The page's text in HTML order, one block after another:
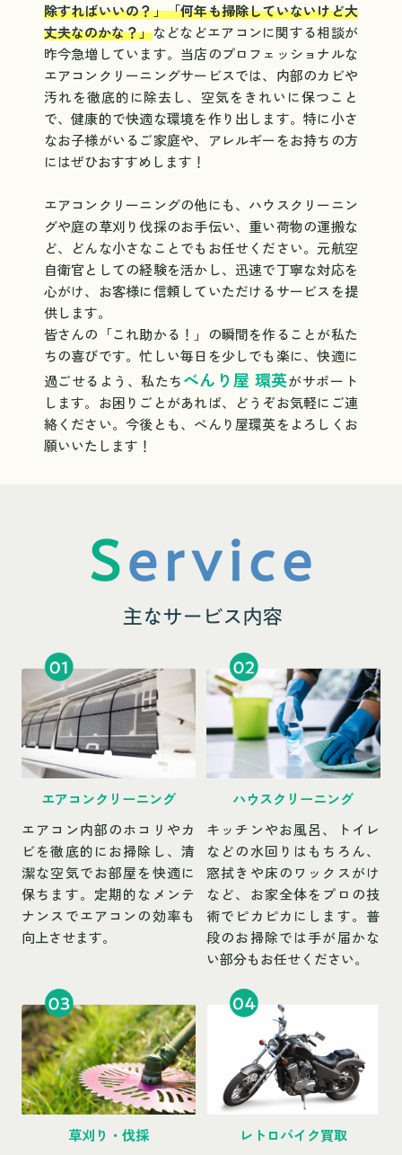
除すればいいの？」「何年も掃除していないけど大
丈夫なのかな？」などなどエアコンに関する相談が
昨今急増しています。当店のプロフェッショナルな
エアコンクリーニングサービスでは、内部のカビや
汚れを徹底的に除去し、空気をきれいに保つこと
で、健康的で快適な環境を作り出します。特に小さ
なお子様がいるご家庭や、アレルギーをお持ちの方
にはぜひおすすめします！
エアコンクリーニングの他にも、ハウスクリーニン
グや庭の草刈り伐採のお手伝い、重い荷物の運搬な
ど、どんな小さなことでもお任せください。元航空
自衛官としての経験を活かし、迅速で丁寧な対応を
心がけ、お客様に信頼していただけるサービスを提
供します。
皆さんの「これ助かる！」の瞬間を作ることが私た
ちの喜びです。忙しい毎日を少しでも楽に、快適に
過ごせるよう、私たちべんり屋 環英がサポート
します。お困りごとがあれば、どうぞお気軽にご連
絡ください。今後とも、べんり屋環英をよろしくお
願いいたします！
エアコンクリーニング
エアコン内部のホコリやカ
ビを徹底的にお掃除し、清
潔な空気でお部屋を快適に
保ちます。定期的なメンテ
ナンスでエアコンの効率も
向上させます。
ハウスクリーニング
キッチンやお風呂、トイレ
などの水回りはもちろん、
窓拭きや床のワックスがけ
など、お家全体をプロの技
術でピカピカにします。普
段のお掃除では手が届かな
い部分もお任せください。
草刈り・伐採 レトロバイク買取